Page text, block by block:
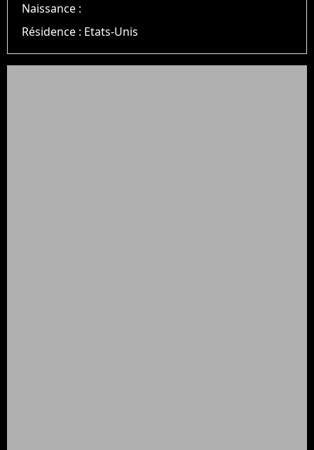
Naissance :
Résidence : Etats-Unis